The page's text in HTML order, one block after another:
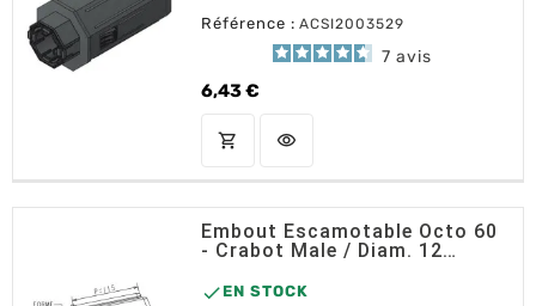
Référence : ACSI2003529
7avis
6,43 €
Prix
shopping_cart AJOUTER AU PANIER
visibility
Embout Escamotable Octo 60
- Crabot Male / Diam. 12
 EN STOCK